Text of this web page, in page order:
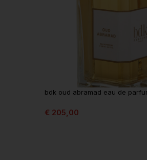
bdk oud abramad eau de
€ 205,00